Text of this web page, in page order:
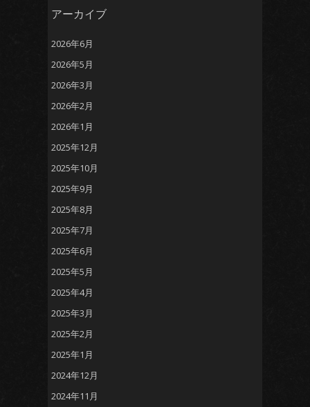
アーカイブ
2026年6月
2026年5月
2026年3月
2026年2月
2026年1月
2025年12月
2025年10月
2025年9月
2025年8月
2025年7月
2025年6月
2025年5月
2025年4月
2025年3月
2025年2月
2025年1月
2024年12月
2024年11月